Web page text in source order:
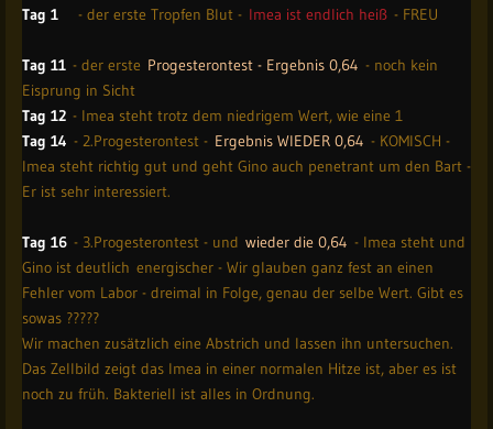
Tag 1
- der erste Tropfen Blut - Imea ist endlich heiß - FREU
Tag 11 - der erste Progesterontest - Ergebnis 0,64 - noch kein
Eisprung in Sicht
Tag 12 - Imea steht trotz dem niedrigem Wert, wie eine 1
Tag 14 - 2.Progesterontest - Ergebnis WIEDER 0,64 - KOMISCH -
Imea steht richtig gut und geht Gino auch penetrant um den Bart -
Er ist sehr interessiert.
Tag 16 - 3.Progesterontest - und wieder die 0,64 - Imea steht und
Gino ist deutlich energischer - Wir glauben ganz fest an einen
Fehler vom Labor - dreimal in Folge, genau der selbe Wert. Gibt es
sowas ?????
Wir machen zusätzlich eine Abstrich und lassen ihn untersuchen.
Das Zellbild zeigt das Imea in einer normalen Hitze ist, aber es ist
noch zu früh. Bakteriell ist alles in Ordnung.